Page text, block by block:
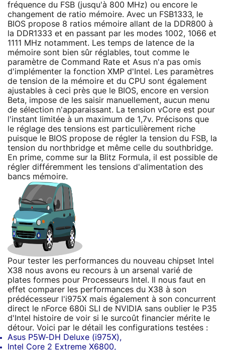
fréquence du FSB (jusqu'à 800 MHz) ou encore le
changement de ratio mémoire. Avec un FSB1333, le
BIOS propose 8 ratios mémoire allant de la DDR800 à
la DDR1333 et en passant par les modes 1002, 1066 et
1111 MHz notamment. Les temps de latence de la
mémoire sont bien sûr réglables, tout comme le
paramètre de Command Rate et Asus n'a pas omis
d'implémenter la fonction XMP d'Intel. Les paramètres
de tension de la mémoire et du CPU sont également
ajustables à ceci près que le BIOS, encore en version
Beta, impose de les saisir manuellement, aucun menu
de sélection n'apparaissant. La tension vCore est pour
l'instant limitée à un maximum de 1,7v. Précisons que
le réglage des tensions est particulièrement riche
puisque le BIOS propose de régler la tension du FSB, la
tension du northbridge et même celle du southbridge.
En prime, comme sur la Blitz Formula, il est possible de
régler différemment les tensions d'alimentation des
bancs mémoire.
Pour tester les performances du nouveau chipset Intel
X38 nous avons eu recours à un arsenal varié de
plates formes pour Processeurs Intel. Il nous faut en
effet comparer les performances du X38 à son
prédécesseur l'i975X mais également à son concurrent
direct le nForce 680i SLI de NVIDIA sans oublier le P35
d'Intel histoire de voir si le surcoût financier mérite le
détour. Voici par le détail les configurations testées :
Asus P5W-DH Deluxe (i975X),
Intel Core 2 Extreme X6800,